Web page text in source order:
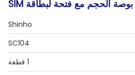
بوصة الحجم مع فتحة لبطاقة SIM
Shinho
SC104
1 قطعة